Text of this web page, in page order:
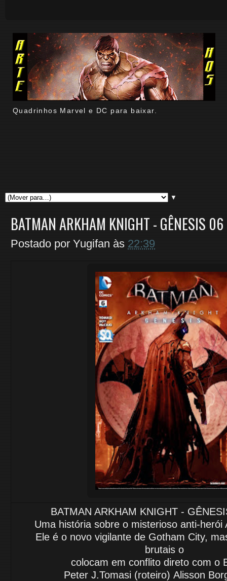
Quadrinhos Marvel e DC para baixar.
▼
BATMAN ARKHAM KNIGHT - GÊNESIS
Postado por Yugifan às 22:39
BATMAN ARKHAM KNIGHT -
Uma história sobre o misterioso anti-
Ele é o novo vigilante de Gotham City,
brutais o
colocam em conflito direto com o
Peter J.Tomasi (roteiro) Alisson